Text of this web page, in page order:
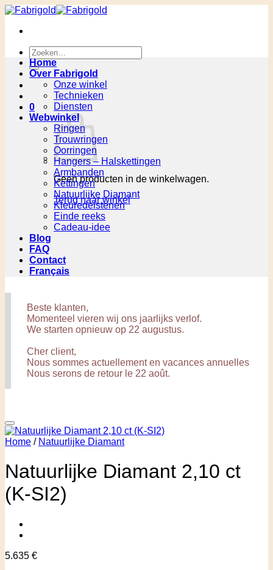
Ga
inhoud
Zoeken
naar:
0
Geen producten in de winkelwagen.
Terug naar winkel
Home
Over Fabrigold
Onze winkel
Technieken
Diensten
Webwinkel
Ringen
Trouwringen
Oorringen
Hangers – Halskettingen
Armbanden
Kettingen
Natuurlijke Diamant
Kleuredelstenen
Einde reeks
Cadeau-idee
Blog
FAQ
Contact
Français
Beste klanten,
Momenteel vieren wij ons jaarlijks verlof.
We starten opnieuw op 22 augustus.
Cher client,
Nous sommes actuellement en vacances annuelles
Nous serons de retour le 22 août.
Home / Natuurlijke Diamant
Natuurlijke Diamant 2,10 ct
(K-SI2)
5.635 €